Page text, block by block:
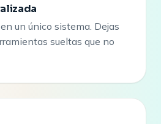
un único sistema. Dejas
sueltas que no